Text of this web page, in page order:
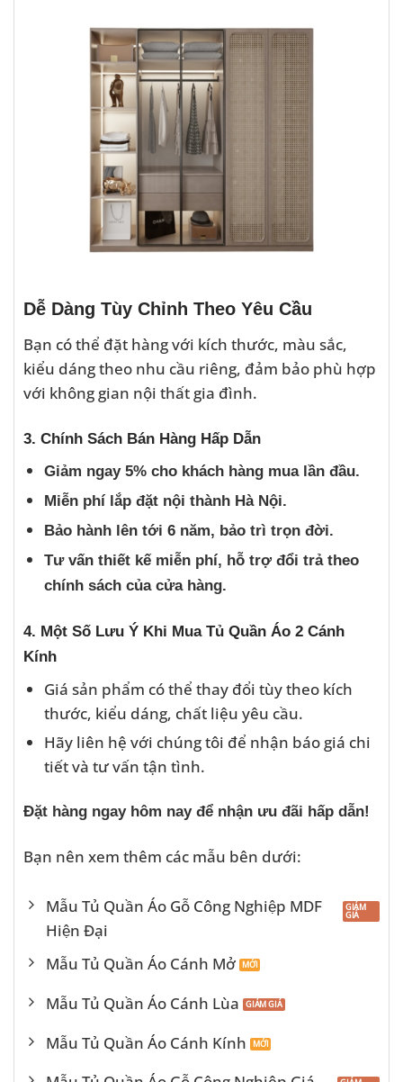
Dễ Dàng Tùy Chỉnh Theo Yêu Cầu
Bạn có thể đặt hàng với kích thước, màu sắc,
kiểu dáng theo nhu cầu riêng, đảm bảo phù hợp
với không gian nội thất gia đình.
3. Chính Sách Bán Hàng Hấp Dẫn
Giảm ngay 5% cho khách hàng mua lần đầu.
Miễn phí lắp đặt nội thành Hà Nội.
Bảo hành lên tới 6 năm, bảo trì trọn đời.
Tư vấn thiết kế miễn phí, hỗ trợ đổi trả theo
chính sách của cửa hàng.
4. Một Số Lưu Ý Khi Mua Tủ Quần Áo 2 Cánh
Kính
Giá sản phẩm có thể thay đổi tùy theo kích
thước, kiểu dáng, chất liệu yêu cầu.
Hãy liên hệ với chúng tôi để nhận báo giá chi
tiết và tư vấn tận tình.
Đặt hàng ngay hôm nay để nhận ưu đãi hấp dẫn!
Bạn nên xem thêm các mẫu bên dưới:
Mẫu Tủ Quần Áo Gỗ Công Nghiệp MDF
Hiện Đại
Mẫu Tủ Quần Áo Cánh Mở
Mẫu Tủ Quần Áo Cánh Lùa
Mẫu Tủ Quần Áo Cánh Kính